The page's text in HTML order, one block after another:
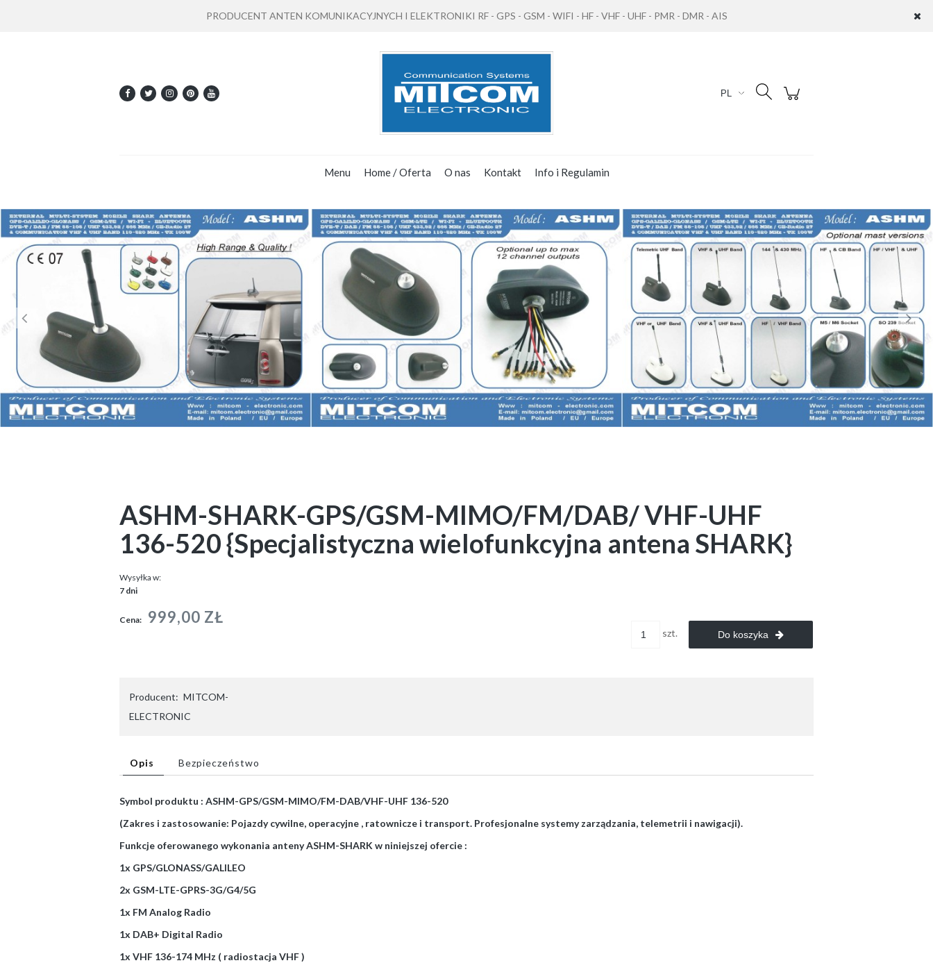
PRODUCENT ANTEN KOMUNIKACYJNYCH I ELEKTRONIKI RF - GPS - GSM - WIFI - HF - VHF - UHF - PMR - DMR - AIS
Menu Home / Oferta O nas Kontakt Info i Regulamin
ASHM-SHARK-GPS/GSM-MIMO/FM/DAB/ VHF-UHF
136-520 {Specjalistyczna wielofunkcyjna antena SHARK}
Wysyłka w:
7 dni
Cena: 999,00 ZŁ
szt. Do koszyka
Producent: MITCOM-
ELECTRONIC
Opis Bezpieczeństwo
Symbol produktu : ASHM-GPS/GSM-MIMO/FM-DAB/VHF-UHF 136-520
(Zakres i zastosowanie: Pojazdy cywilne, operacyjne , ratownicze i transport. Profesjonalne systemy zarządzania, telemetrii i nawigacji).
Funkcje oferowanego wykonania anteny ASHM-SHARK w niniejszej ofercie :
1x GPS/GLONASS/GALILEO
2x GSM-LTE-GPRS-3G/G4/5G
1x FM Analog Radio
1x DAB+ Digital Radio
1x VHF 136-174 MHz ( radiostacja VHF )